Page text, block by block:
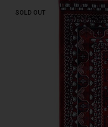
SOLD OUT